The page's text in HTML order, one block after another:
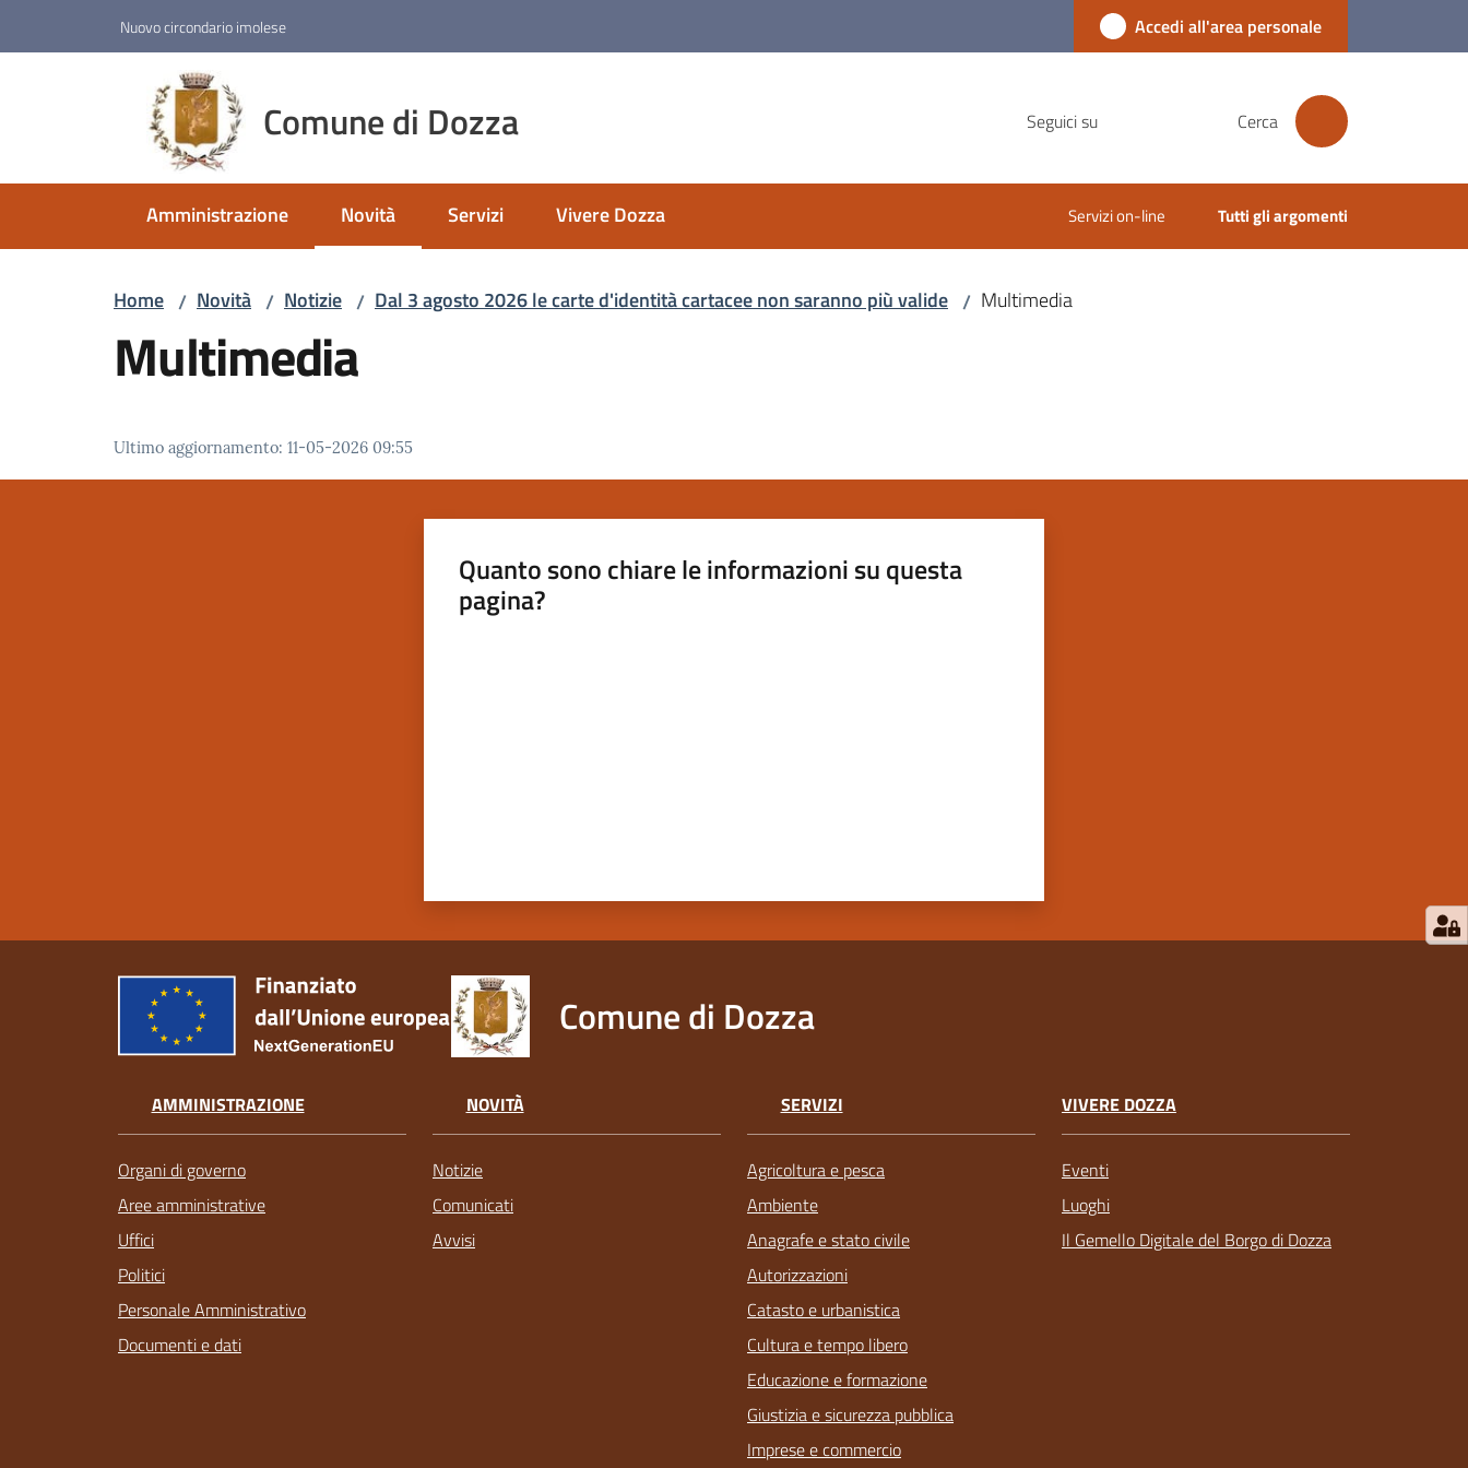
Nuovo circondario imolese Accedi all'area personale
Comune di Dozza Seguici su Cerca
Amministrazione Novità
Menu selezionato
Servizi Vivere Dozza Servizi on-line Tutti gli argomenti
Home / Novità / Notizie / Dal 3 agosto 2026 le carte d'identità cartacee non saranno più valide / Multimedia
Multimedia
Ultimo aggiornamento: 11-05-2026 09:55
Quanto sono chiare le informazioni su questa
pagina?
Comune di Dozza
AMMINISTRAZIONE
Organi di governo
Aree amministrative
Uffici
Politici
Personale Amministrativo
Documenti e dati
NOVITÀ
Notizie
Comunicati
Avvisi
SERVIZI
Agricoltura e pesca
Ambiente
Anagrafe e stato civile
Autorizzazioni
Catasto e urbanistica
Cultura e tempo libero
Educazione e formazione
Giustizia e sicurezza pubblica
Imprese e commercio
VIVERE DOZZA
Eventi
Luoghi
Il Gemello Digitale del Borgo di Dozza